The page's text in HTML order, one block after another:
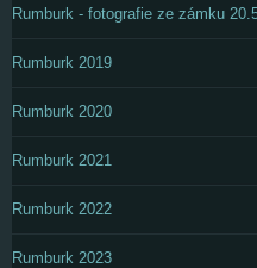
Rumburk - fotografie ze zámku
Rumburk 2019
Rumburk 2020
Rumburk 2021
Rumburk 2022
Rumburk 2023